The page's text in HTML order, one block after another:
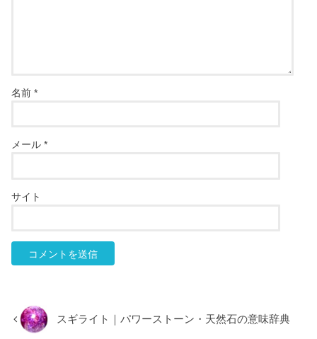
名前*
メール*
サイト
スギライト｜パワーストーン・天然石の意味辞典